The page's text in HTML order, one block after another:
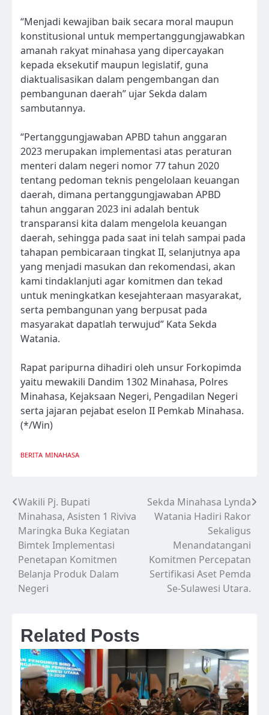
“Menjadi kewajiban baik secara moral maupun
konstitusional untuk mempertanggungjawabkan
amanah rakyat minahasa yang dipercayakan
kepada eksekutif maupun legislatif, guna
diaktualisasikan dalam pengembangan dan
pembangunan daerah” ujar Sekda dalam
sambutannya.
“Pertanggungjawaban APBD tahun anggaran
2023 merupakan implementasi atas peraturan
menteri dalam negeri nomor 77 tahun 2020
tentang pedoman teknis pengelolaan keuangan
daerah, dimana pertanggungjawaban APBD
tahun anggaran 2023 ini adalah bentuk
transparansi kita dalam mengelola keuangan
daerah, sehingga pada saat ini telah sampai pada
tahapan pembicaraan tingkat II, selanjutnya apa
yang menjadi masukan dan rekomendasi, akan
kami tindaklanjuti agar komitmen dan tekad
untuk meningkatkan kesejahteraan masyarakat,
serta pembangunan yang berpusat pada
masyarakat dapatlah terwujud” Kata Sekda
Watania.
Rapat paripurna dihadiri oleh unsur Forkopimda
yaitu mewakili Dandim 1302 Minahasa, Polres
Minahasa, Kejaksaan Negeri, Pengadilan Negeri
serta jajaran pejabat eselon II Pemkab Minahasa.
(*/Win)
BERITA MINAHASA
Navigasi
pos
Wakili Pj. Bupati
Minahasa, Asisten 1 Riviva
Maringka Buka Kegiatan
Bimtek Implementasi
Penetapan Komitmen
Belanja Produk Dalam
Negeri
Sekda Minahasa Lynda
Watania Hadiri Rakor
Sekaligus
Menandatangani
Komitmen Percepatan
Sertifikasi Aset Pemda
Se-Sulawesi Utara.
Related Posts